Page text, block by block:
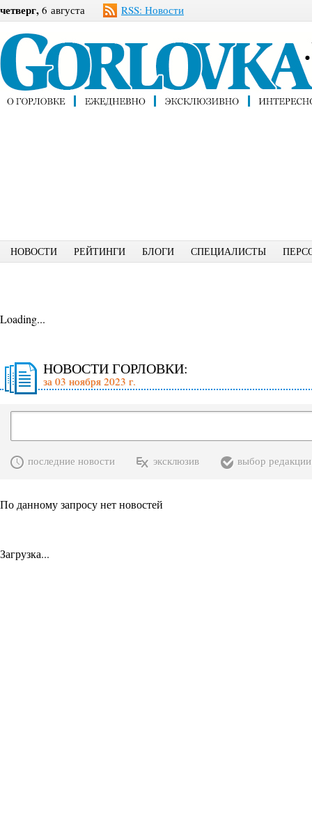
четверг, 6 августа RSS: Новости
НОВОСТИ РЕЙТИНГИ БЛОГИ СПЕЦИАЛИСТЫ
Loading...
НОВОСТИ ГОРЛОВКИ:
за 03 ноября 2023 г.
последние новости эксклюзив выбор редакции
По данному запросу нет новостей
Загрузка...